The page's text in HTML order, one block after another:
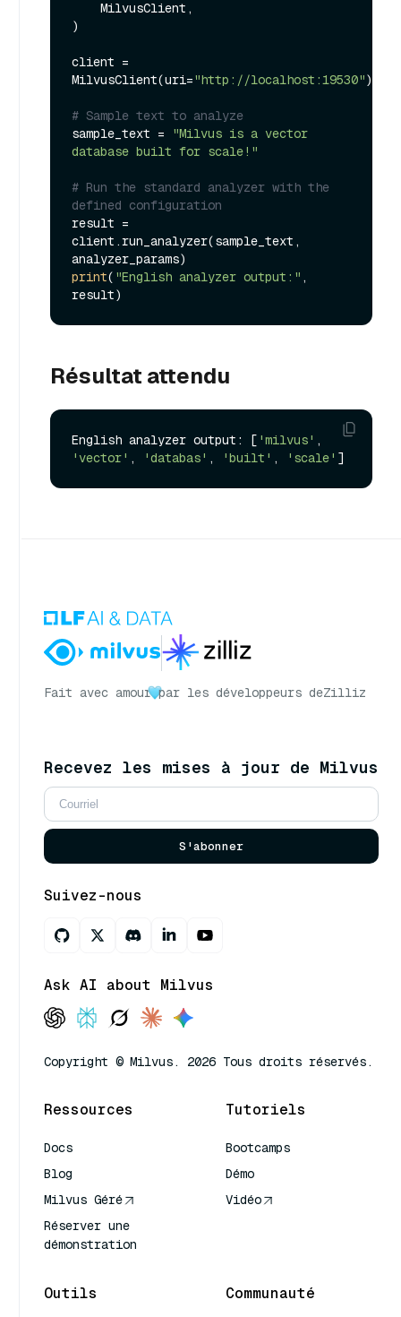
)
client =
MilvusClient(uri="http://localhost:19530")
# Sample text to analyze
sample_text =
"Milvus is a vector
database built for scale!"
# Run the standard analyzer with the
defined configuration
result =
client.run_analyzer(sample_text,
print( "English analyzer output:" ,
Résultat attendu
English analyzer output: [ 'milvus'
'vector' , 'databas' , 'built' , 'scale'
Fait avec amour par les développeurs deZilliz
Recevez les mises à jour de Milvus
S'abonner
Suivez-nous
Ask AI about Milvus
Copyright © Milvus. 2026 Tous droits réservés.
Ressources
Docs
Blog
Milvus Géré
Réserver une
démonstration
Tutoriels
Bootcamps
Démo
Vidéo
Outils Communauté